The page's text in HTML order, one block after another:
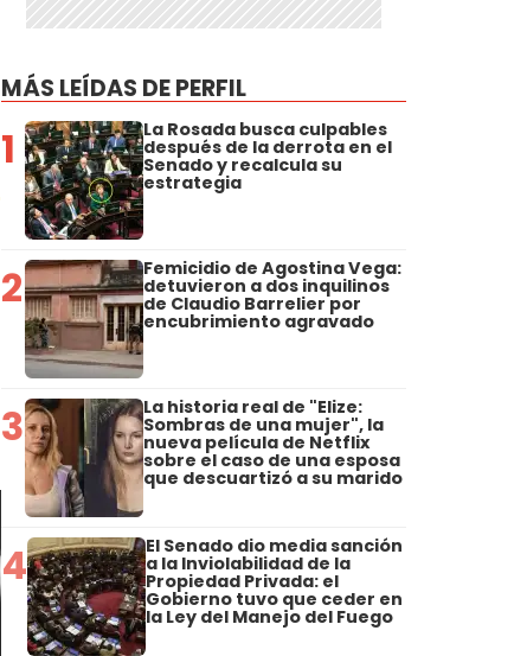
MÁS LEÍDAS DE PERFIL
1 La Rosada busca culpables
después de la derrota en el
Senado y recalcula su
estrategia
2 Femicidio de Agostina Vega:
detuvieron a dos inquilinos
de Claudio Barrelier por
encubrimiento agravado
3 La historia real de "Elize:
Sombras de una mujer", la
nueva película de Netflix
sobre el caso de una esposa
que descuartizó a su marido
4 El Senado dio media sanción
a la Inviolabilidad de la
Propiedad Privada: el
Gobierno tuvo que ceder en
la Ley del Manejo del Fuego